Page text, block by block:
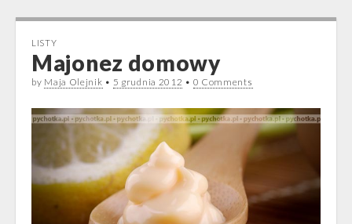
LISTY
Majonez domowy
by Maja Olejnik • 5 grudnia 2012 • 0 Comments